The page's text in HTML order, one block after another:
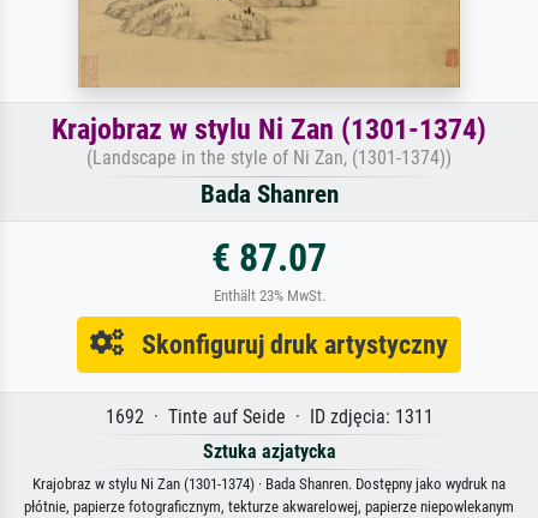
Krajobraz w stylu Ni Zan (1301-1374)
(Landscape in the style of Ni Zan, (1301-1374))
Bada Shanren
€ 87.07
Enthält 23% MwSt.
Skonfiguruj druk artystyczny
1692 · Tinte auf Seide · ID zdjęcia: 1311
Sztuka azjatycka
Krajobraz w stylu Ni Zan (1301-1374) · Bada Shanren. Dostępny jako wydruk na
płótnie, papierze fotograficznym, tekturze akwarelowej, papierze niepowlekanym